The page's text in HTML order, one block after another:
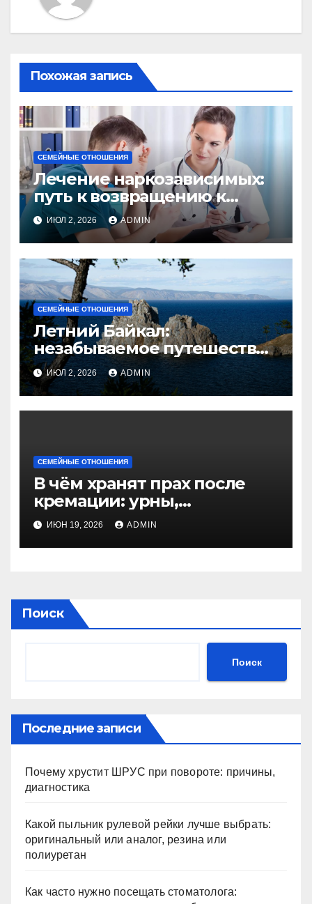
Похожая запись
СЕМЕЙНЫЕ ОТНОШЕНИЯ
Лечение наркозависимых:
путь к возвращению к
здоровой жизни
ИЮЛ 2, 2026 ADMIN
СЕМЕЙНЫЕ ОТНОШЕНИЯ
Летний Байкал:
незабываемое путешествие
к сердцу Сибири
ИЮЛ 2, 2026 ADMIN
СЕМЕЙНЫЕ ОТНОШЕНИЯ
В чём хранят прах после
кремации: урны,
колумбарий, захоронение
ИЮН 19, 2026 ADMIN
Поиск
Поиск
Последние записи
Почему хрустит ШРУС при повороте: причины,
диагностика
Какой пыльник рулевой рейки лучше выбрать:
оригинальный или аналог, резина или
полиуретан
Как часто нужно посещать стоматолога: